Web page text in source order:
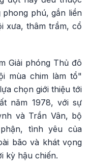
phú, gắn liền
xưa, thâm trầm, cổ
Giải phóng Thủ đô
mùa chim làm tổ"
chọn giới thiệu tới
năm 1978, với sự
và Trần Vân, bộ
tình yêu của
bão và khát vọng
kỳ hậu chiến.